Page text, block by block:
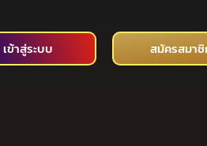
เข้าสู่ระบบ สมัครสมา